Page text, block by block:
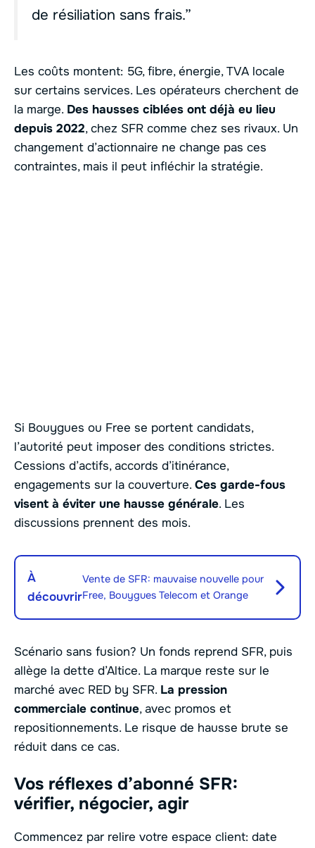
de résiliation sans frais.”
Les coûts montent: 5G, fibre, énergie, TVA locale
sur certains services. Les opérateurs cherchent de
la marge. Des hausses ciblées ont déjà eu lieu
depuis 2022, chez SFR comme chez ses rivaux. Un
changement d’actionnaire ne change pas ces
contraintes, mais il peut infléchir la stratégie.
Si Bouygues ou Free se portent candidats,
l’autorité peut imposer des conditions strictes.
Cessions d’actifs, accords d’itinérance,
engagements sur la couverture. Ces garde-fous
visent à éviter une hausse générale. Les
discussions prennent des mois.
À
découvrir
Vente de SFR: mauvaise nouvelle pour
Free, Bouygues Telecom et Orange
Scénario sans fusion? Un fonds reprend SFR, puis
allège la dette d’Altice. La marque reste sur le
marché avec RED by SFR. La pression
commerciale continue, avec promos et
repositionnements. Le risque de hausse brute se
réduit dans ce cas.
Vos réflexes d’abonné SFR:
vérifier, négocier, agir
Commencez par relire votre espace client: date